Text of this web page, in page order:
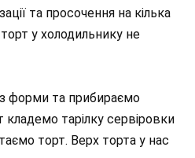
та просочення на кілька
у холодильнику не
форми та прибираємо
кладемо тарілку сервіровки
торт. Верх торта у нас